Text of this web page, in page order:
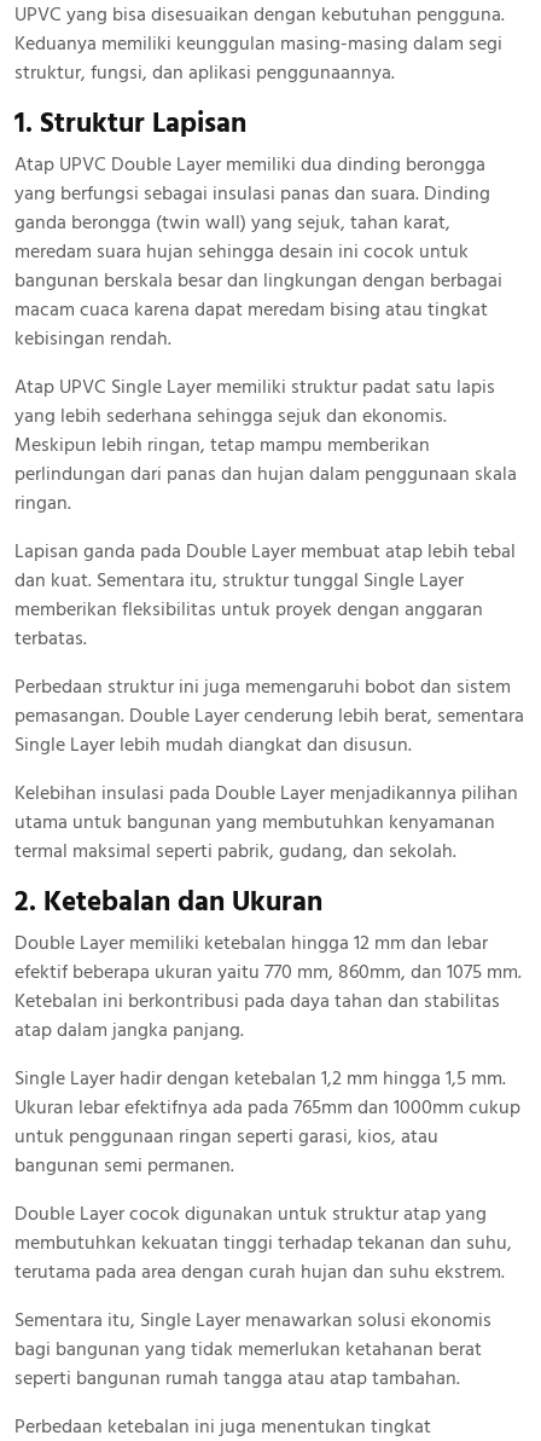
UPVC yang bisa disesuaikan dengan kebutuhan pengguna.
Keduanya memiliki keunggulan masing-masing dalam segi
struktur, fungsi, dan aplikasi penggunaannya.
1. Struktur Lapisan
Atap UPVC Double Layer memiliki dua dinding berongga
yang berfungsi sebagai insulasi panas dan suara. Dinding
ganda berongga (twin wall) yang sejuk, tahan karat,
meredam suara hujan sehingga desain ini cocok untuk
bangunan berskala besar dan lingkungan dengan berbagai
macam cuaca karena dapat meredam bising atau tingkat
kebisingan rendah.
Atap UPVC Single Layer memiliki struktur padat satu lapis
yang lebih sederhana sehingga sejuk dan ekonomis.
Meskipun lebih ringan, tetap mampu memberikan
perlindungan dari panas dan hujan dalam penggunaan skala
ringan.
Lapisan ganda pada Double Layer membuat atap lebih tebal
dan kuat. Sementara itu, struktur tunggal Single Layer
memberikan fleksibilitas untuk proyek dengan anggaran
terbatas.
Perbedaan struktur ini juga memengaruhi bobot dan sistem
pemasangan. Double Layer cenderung lebih berat, sementara
Single Layer lebih mudah diangkat dan disusun.
Kelebihan insulasi pada Double Layer menjadikannya pilihan
utama untuk bangunan yang membutuhkan kenyamanan
termal maksimal seperti pabrik, gudang, dan sekolah.
2. Ketebalan dan Ukuran
Double Layer memiliki ketebalan hingga 12 mm dan lebar
efektif beberapa ukuran yaitu 770 mm, 860mm, dan 1075 mm.
Ketebalan ini berkontribusi pada daya tahan dan stabilitas
atap dalam jangka panjang.
Single Layer hadir dengan ketebalan 1,2 mm hingga 1,5 mm.
Ukuran lebar efektifnya ada pada 765mm dan 1000mm cukup
untuk penggunaan ringan seperti garasi, kios, atau
bangunan semi permanen.
Double Layer cocok digunakan untuk struktur atap yang
membutuhkan kekuatan tinggi terhadap tekanan dan suhu,
terutama pada area dengan curah hujan dan suhu ekstrem.
Sementara itu, Single Layer menawarkan solusi ekonomis
bagi bangunan yang tidak memerlukan ketahanan berat
seperti bangunan rumah tangga atau atap tambahan.
Perbedaan ketebalan ini juga menentukan tingkat